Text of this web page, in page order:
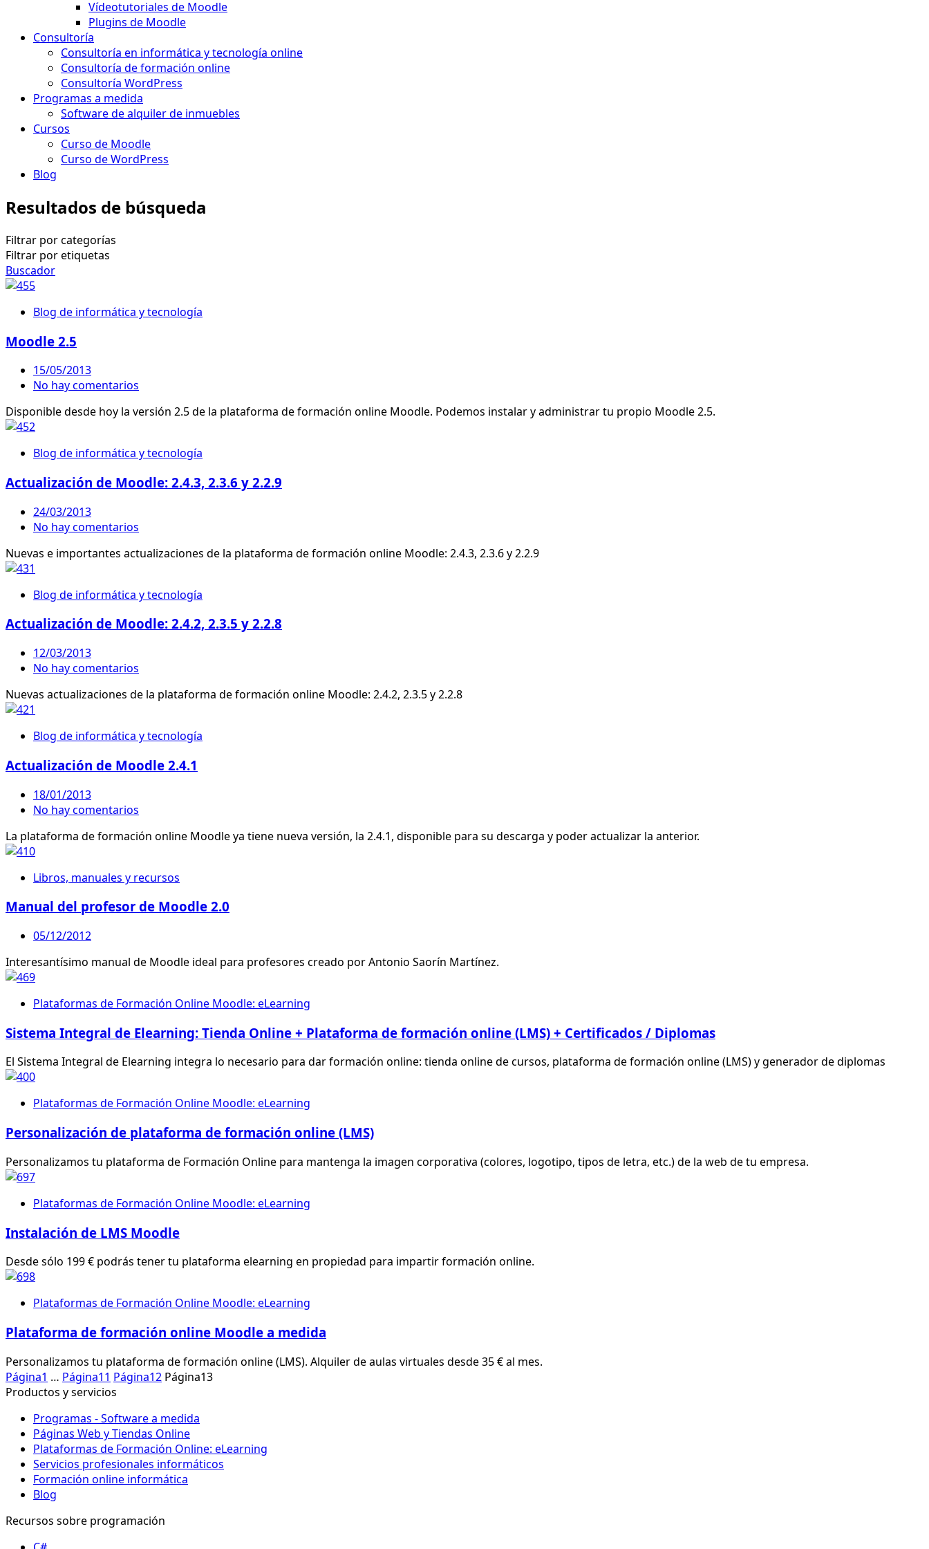
Vídeotutoriales de Moodle
Plugins de Moodle
Consultoría
Consultoría en informática y tecnología online
Consultoría de formación online
Consultoría WordPress
Programas a medida
Software de alquiler de inmuebles
Cursos
Curso de Moodle
Curso de WordPress
Blog
Resultados de búsqueda
Filtrar por categorías
Filtrar por etiquetas
Buscador
Blog de informática y tecnología
Moodle 2.5
15/05/2013
No hay comentarios
Disponible desde hoy la versión 2.5 de la plataforma de formación online Moodle. Podemos instalar y administrar tu propio Moodle 2.5.
Blog de informática y tecnología
Actualización de Moodle: 2.4.3, 2.3.6 y 2.2.9
24/03/2013
No hay comentarios
Nuevas e importantes actualizaciones de la plataforma de formación online Moodle: 2.4.3, 2.3.6 y 2.2.9
Blog de informática y tecnología
Actualización de Moodle: 2.4.2, 2.3.5 y 2.2.8
12/03/2013
No hay comentarios
Nuevas actualizaciones de la plataforma de formación online Moodle: 2.4.2, 2.3.5 y 2.2.8
Blog de informática y tecnología
Actualización de Moodle 2.4.1
18/01/2013
No hay comentarios
La plataforma de formación online Moodle ya tiene nueva versión, la 2.4.1, disponible para su descarga y poder actualizar la anterior.
Libros, manuales y recursos
Manual del profesor de Moodle 2.0
05/12/2012
Interesantísimo manual de Moodle ideal para profesores creado por Antonio Saorín Martínez.
Plataformas de Formación Online Moodle: eLearning
Sistema Integral de Elearning: Tienda Online + Plataforma de formación online (LMS) + Certificados / Diplomas
El Sistema Integral de Elearning integra lo necesario para dar formación online: tienda online de cursos, plataforma de formación online (LMS) y generador de diplomas
Plataformas de Formación Online Moodle: eLearning
Personalización de plataforma de formación online (LMS)
Personalizamos tu plataforma de Formación Online para mantenga la imagen corporativa (colores, logotipo, tipos de letra, etc.) de la web de tu empresa.
Plataformas de Formación Online Moodle: eLearning
Instalación de LMS Moodle
Desde sólo 199 € podrás tener tu plataforma elearning en propiedad para impartir formación online.
Plataformas de Formación Online Moodle: eLearning
Plataforma de formación online Moodle a medida
Personalizamos tu plataforma de formación online (LMS). Alquiler de aulas virtuales desde 35 € al mes.
Página1 … Página11 Página12 Página13
Productos y servicios
Programas - Software a medida
Páginas Web y Tiendas Online
Plataformas de Formación Online: eLearning
Servicios profesionales informáticos
Formación online informática
Blog
Recursos sobre programación